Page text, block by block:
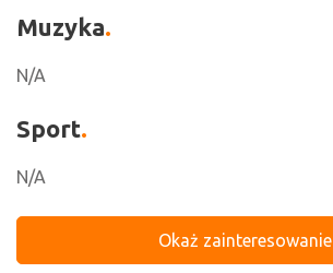
Muzyka
N/A
Sport
N/A
Okaż zainteresowanie